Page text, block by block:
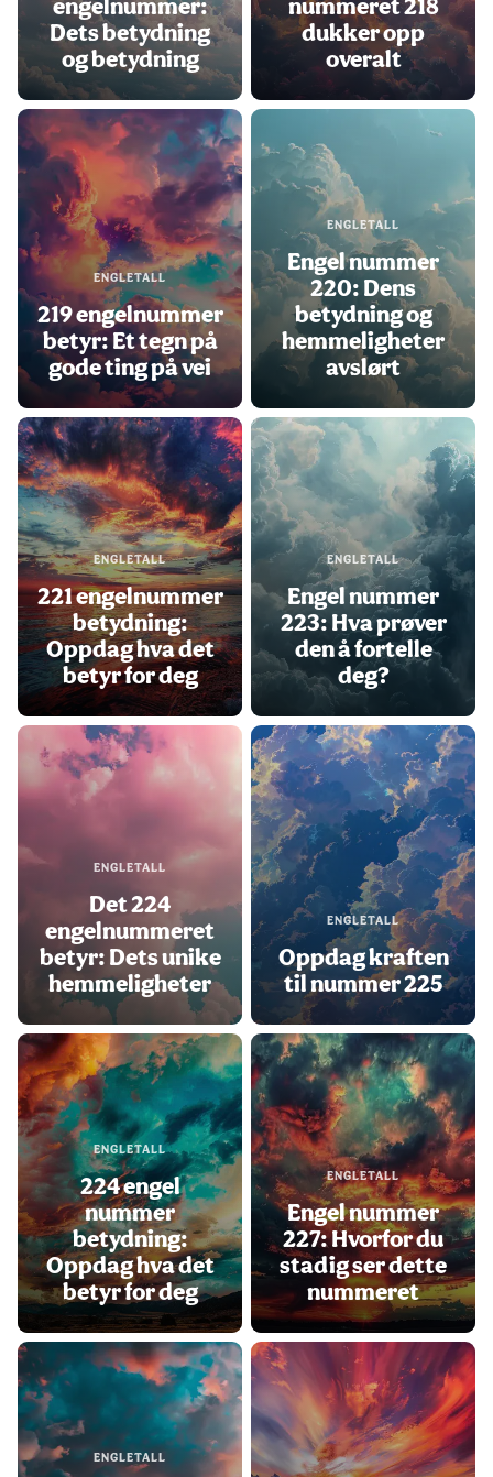
Dets betydning
og betydning
dukker opp
overalt
ENGLETALL
219 engelnummer
betyr: Et tegn på
gode ting på vei
ENGLETALL
Engel nummer
220: Dens
betydning og
hemmeligheter
avslørt
ENGLETALL
221 engelnummer
betydning:
Oppdag hva det
betyr for deg
ENGLETALL
Engel nummer
223: Hva prøver
den å fortelle
deg?
ENGLETALL
Det 224
engelnummeret
betyr: Dets unike
hemmeligheter
ENGLETALL
Oppdag kraften
til nummer 225
ENGLETALL
224 engel
nummer
betydning:
Oppdag hva det
betyr for deg
ENGLETALL
Engel nummer
227: Hvorfor du
stadig ser dette
nummeret
ENGLETALL